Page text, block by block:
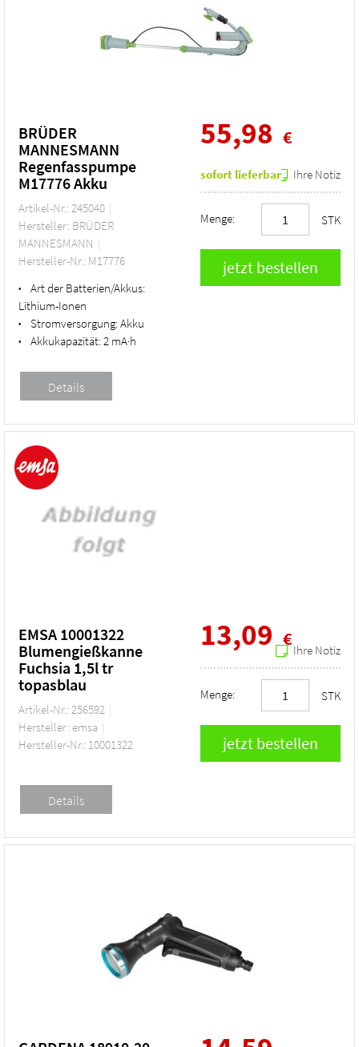
BRÜDER
MANNESMANN
Regenfasspumpe
M17776 Akku
Artikel-Nr.: 245040
Hersteller: BRÜDER
MANNESMANN
Hersteller-Nr.: M17776
•
Art der Batterien/Akkus:
Lithium-Ionen
• Stromversorgung:Akku
• Akkukapazität:2 mA·h
55,98 €
sofort lieferbar Ihre Notiz
Menge: STK
EMSA 10001322
Blumengießkanne
Fuchsia 1,5l tr
topasblau
Artikel-Nr.: 256592
Hersteller: emsa
Hersteller-Nr.: 10001322
13,09 €
Ihre Notiz
Menge: STK